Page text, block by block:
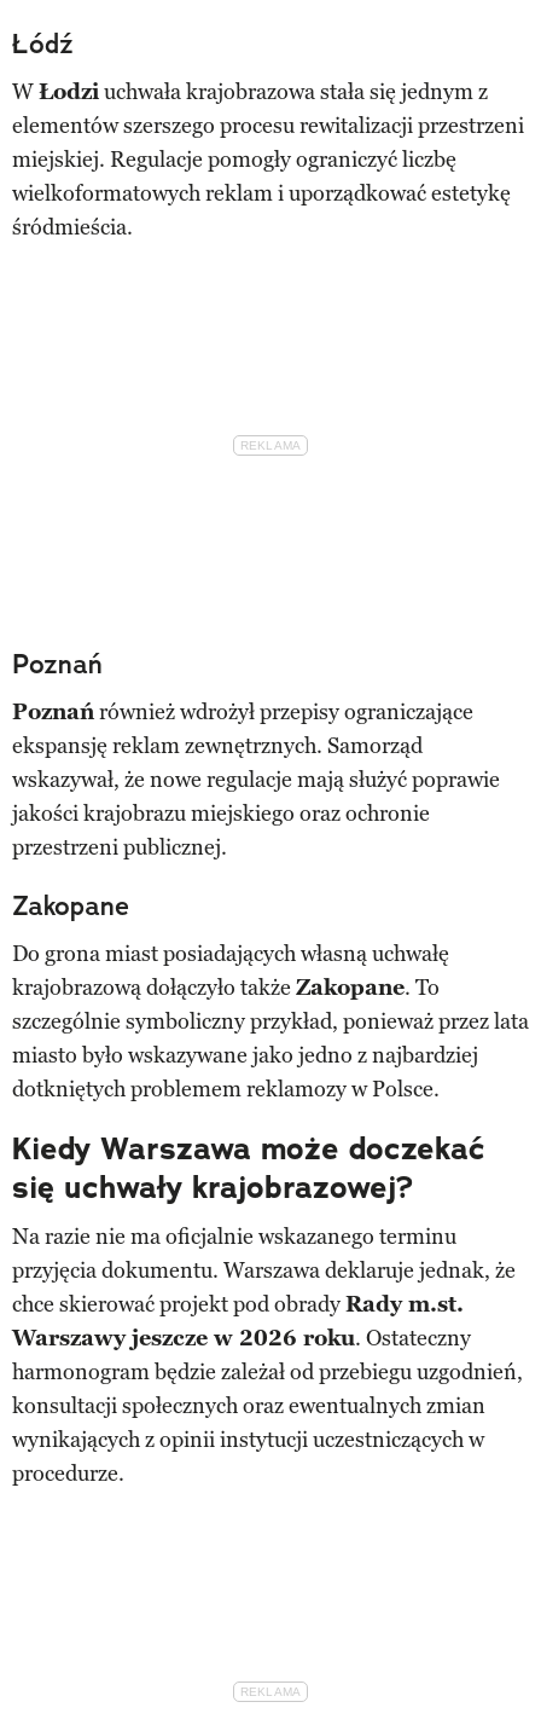
Łódź
WŁodziuchwała krajobrazowa stała się jednym z
elementów szerszego procesu rewitalizacji przestrzeni
miejskiej. Regulacje pomogły ograniczyć liczbę
wielkoformatowych reklam i uporządkować estetykę
śródmieścia.
Poznań
Poznańrównież wdrożył przepisy ograniczające
ekspansję reklam zewnętrznych. Samorząd
wskazywał, że nowe regulacje mają służyć poprawie
jakości krajobrazu miejskiego oraz ochronie
przestrzeni publicznej.
Zakopane
Do grona miast posiadających własną uchwałę
krajobrazową dołączyło także Zakopane. To
szczególnie symboliczny przykład, ponieważ przez lata
miasto było wskazywane jako jedno z najbardziej
dotkniętych problemem reklamozy w Polsce.
Kiedy Warszawa może doczekać
się uchwały krajobrazowej?
Na razie nie ma oficjalnie wskazanego terminu
przyjęcia dokumentu. Warszawa deklaruje jednak, że
chce skierować projekt pod obradyRady m.st.
Warszawy jeszcze w 2026 roku. Ostateczny
harmonogram będzie zależał od przebiegu uzgodnień,
konsultacji społecznych oraz ewentualnych zmian
wynikających z opinii instytucji uczestniczących w
procedurze.